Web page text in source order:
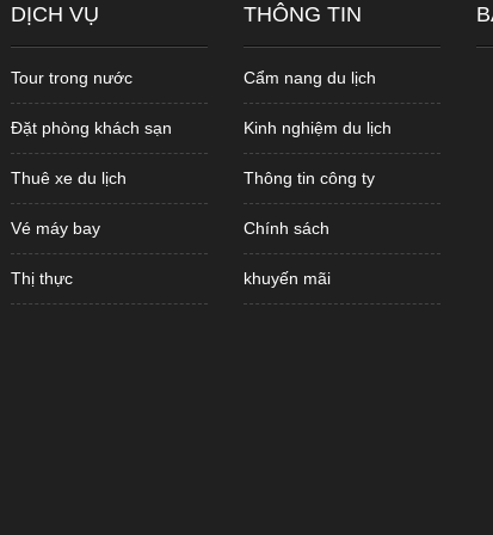
DỊCH VỤ
Tour trong nước
Đặt phòng khách sạn
Thuê xe du lịch
Vé máy bay
Thị thực
THÔNG TIN
Cẩm nang du lịch
Kinh nghiệm du lịch
Thông tin công ty
Chính sách
khuyến mãi